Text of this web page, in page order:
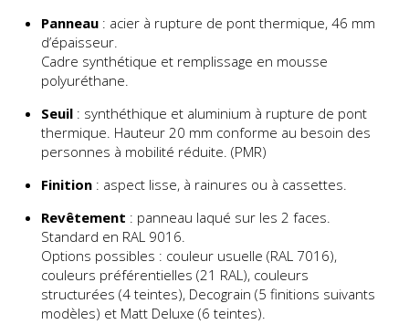
Panneau : acier à rupture de pont thermique, 46 mm
d’épaisseur.
Cadre synthétique et remplissage en mousse
polyuréthane.
Seuil : synthéthique et aluminium à rupture de pont
thermique. Hauteur 20 mm conforme au besoin des
personnes à mobilité réduite. (PMR)
Finition : aspect lisse, à rainures ou à cassettes.
Revêtement : panneau laqué sur les 2 faces.
Standard en RAL 9016.
Options possibles : couleur usuelle (RAL 7016),
couleurs préférentielles (21 RAL), couleurs
structurées (4 teintes), Decograin (5 finitions suivants
modèles) et Matt Deluxe (6 teintes).